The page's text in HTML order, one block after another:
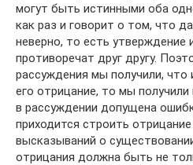
могут быть истинными оба
как раз и говорит о том, что
неверно, то есть утверждение
противоречат друг другу.
рассуждения мы получили, что
его отрицание, то мы получили
в рассуждении допущена
приходится строить
высказываний о
отрицания должна быть не